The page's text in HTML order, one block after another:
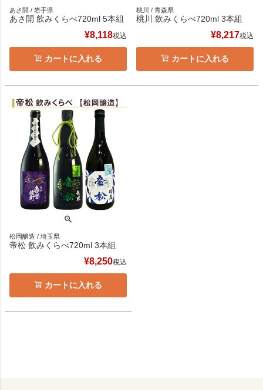
あさ開 / 岩手県
あさ開 飲みくらべ720ml 5本組
¥8,118税込
カートに入れる
桃川 / 青森県
桃川 飲みくらべ720ml 3本組
¥8,217税込
カートに入れる
松岡醸造 / 埼玉県
帝松 飲みくらべ720ml 3本組
¥8,250税込
カートに入れる